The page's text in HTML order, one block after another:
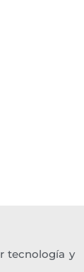
tecnología y